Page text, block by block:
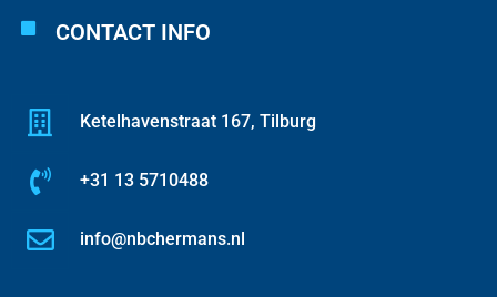
CONTACT INFO
Ketelhavenstraat 167, Tilburg
+31 13 5710488
info@nbchermans.nl